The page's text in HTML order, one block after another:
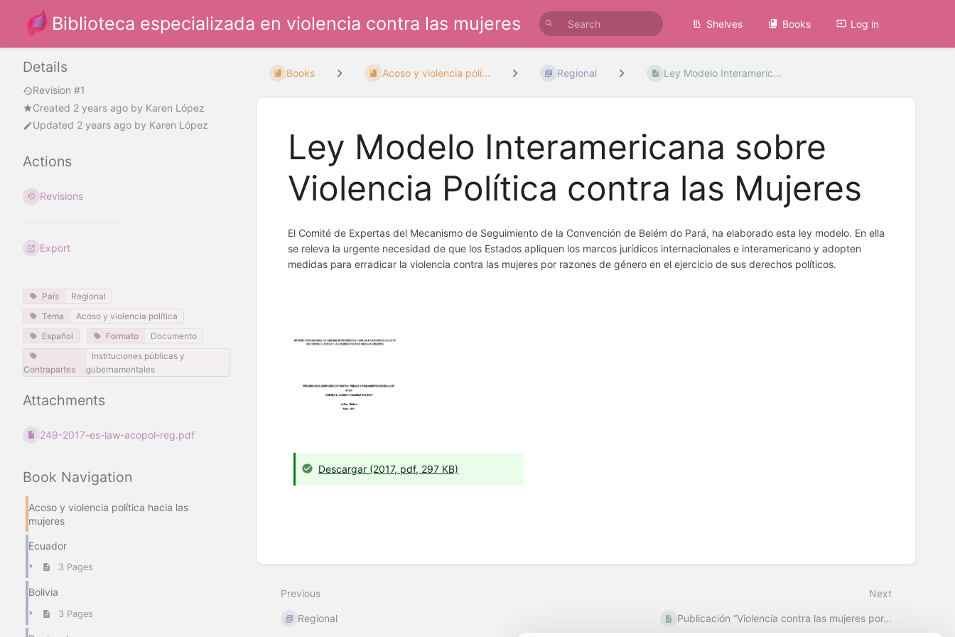
Biblioteca especializada en violencia contra las mujeres Shelves Books Log in
Details
Revision #1
Created 2 years ago by Karen López
Updated 2 years ago by Karen López
Actions
Revisions
Export
País
Regional
Tema
Acoso y violencia política
Español
Formato Documento
Contrapartes
Instituciones públicas y
gubernamentales
Attachments
249-2017-es-law-acopol-reg.pdf
Book Navigation
Acoso y violencia política hacia las
mujeres
Ecuador
3 Pages
Bolivia
3 Pages
Books Acoso y violencia polí... Regional Ley Modelo Interameric...
Ley Modelo Interamericana sobre
Violencia Política contra las Mujeres
El Comité de Expertas del Mecanismo de Seguimiento de la Convención de Belém do Pará, ha elaborado esta ley modelo. En ella
se releva la urgente necesidad de que los Estados apliquen los marcos jurídicos internacionales e interamericano y adopten
medidas para erradicar la violencia contra las mujeres por razones de género en el ejercicio de sus derechos políticos.
Descargar (2017, pdf, 297 KB)
select
Previous
Regional
Next
Publicación “Violencia contra las mujeres por...